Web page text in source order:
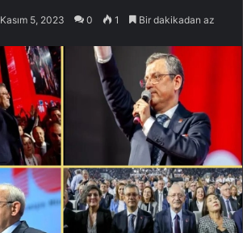
Kasım 5, 2023 0 1 Bir dakikadan az